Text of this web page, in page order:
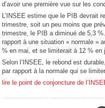
d’avoir une première vue sur les
L’INSEE estime que le PIB devrait
trimestre, soit un peu moins que
trimestre, le PIB a diminué de 5,3
rapport à une situation « normale »
% en mai, et se limiterait à 12 % en
Selon l’INSEE, le rebond est
par rapport à la normale qui se
lire le point de conjoncture de